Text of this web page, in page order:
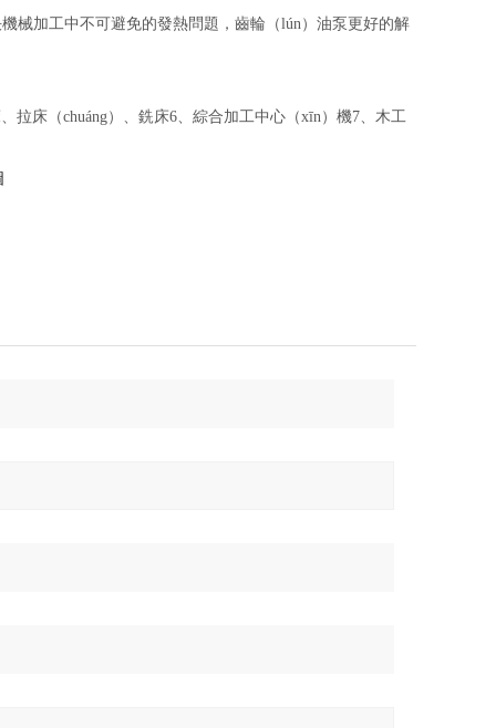
械加工中不可避免的發熱問題，齒輪（lún）油泵更好的解
拉床（chuáng）、銑床6、綜合加工中心（xīn）機7、木工